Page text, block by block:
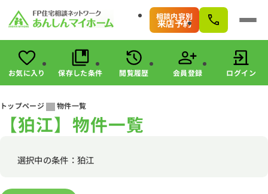
相談内容別
来店予約
会員登録 ログイン
物件検索
エリアから探す
未公開物件の探し方
お気に入り 保存した条件 閲覧履歴 会員登録 ログイン
トップページ 物件一覧
【狛江】物件一覧
選択中の条件：狛江